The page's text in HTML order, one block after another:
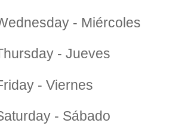
- Miércoles
- Jueves
- Viernes
- Sábado